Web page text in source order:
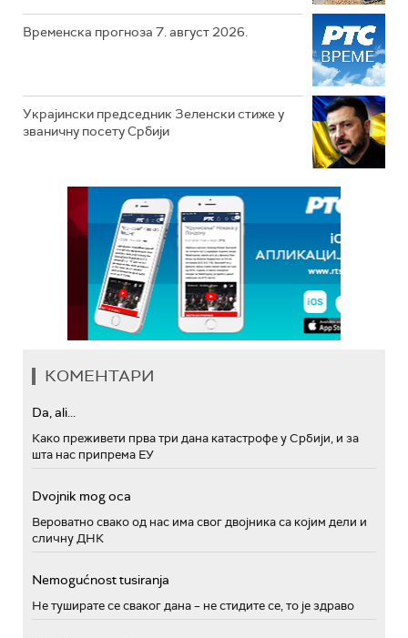
Временска прогноза 7. август 2026.
Украјински председник Зеленски стиже у
званичну посету Србији
КОМЕНТАРИ
Da, ali...
Како преживети прва три дана катастрофе у Србији, и за
шта нас припрема ЕУ
Dvojnik mog oca
Вероватно свако од нас има свог двојника са којим дели и
сличну ДНК
Nemogućnost tusiranja
Не туширате се сваког дана – не стидите се, то је здраво